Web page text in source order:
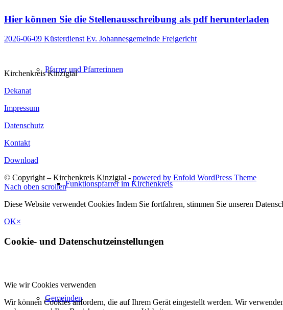
Pfarrer und Pfarrerinnen
Funktionspfarrer im Kirchenkreis
Gemeinden
Hier können Sie die Stellenausschreibung als pdf herunterladen
2026-06-09 Küsterdienst Ev. Johannesgemeinde Freigericht
Kirchenkreis Kinzigtal
Dekanat
Impressum
Datenschutz
Kontakt
Download
© Copyright – Kirchenkreis Kinzigtal - powered by Enfold WordPress Theme
Nach oben scrollen
Diese Website verwendet Cookies Indem Sie fortfahren, stimmen Sie unseren
OK×
Cookie- und Datenschutzeinstellungen
Wie wir Cookies verwenden
Wir können Cookies anfordern, die auf Ihrem Gerät eingestellt werden. Wir